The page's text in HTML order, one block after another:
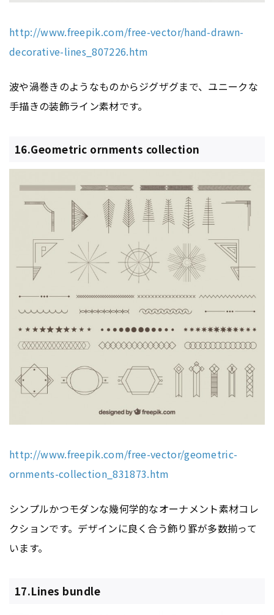
http://www.freepik.com/free-vector/hand-drawn-
decorative-lines_807226.htm
波や渦巻きのようなものからジグザグまで、ユニークな
手描きの装飾ライン素材です。
16.Geometric ornments collection
http://www.freepik.com/free-vector/geometric-
ornments-collection_831873.htm
シンプルかつモダンな幾何学的なオーナメント素材コレ
クションです。デザインに良く合う飾り罫が多数揃って
います。
17.Lines bundle